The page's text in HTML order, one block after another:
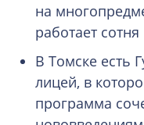
на
работает
В Томске есть
лицей, в
программа